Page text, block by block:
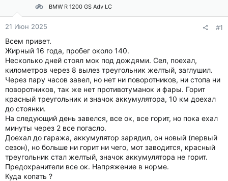
BMW R 1200 GS Adv LC
21 Июн 2025 #1
Всем привет.
Жирный 16 года, пробег около 140.
Несколько дней стоял мок под дождями. Сел, поехал,
километров через 8 вылез треугольник желтый, заглушил.
Через пару часов завел, но нет ни поворотников, ни стопа ни
поворотников, так же нет противотуманок и фары. Горит
красный треугольник и значок аккумулятора, 10 км доехал
до стоянки.
На следующий день завелся, все ок, все горит, но пока ехал
минуты через 2 все погасло.
Доехал до гаража, аккумулятор зарядил, он новый (первый
сезон), но больше ни горит ни чего, мот заводится, красный
треугольник стал желтый, значок аккумулятора не горит.
Предохранители все ок. Напряжение в норме.
Куда копать ?